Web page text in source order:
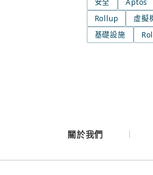
安全
Aptos
Rollup
虛擬
基礎設施
關於我們